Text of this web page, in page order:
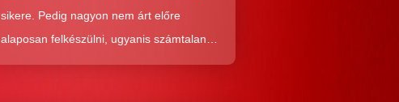
sikere. Pedig nagyon nem árt előre
alaposan felkészülni, ugyanis számtalan
kudarctól képes megmenteni téged is az,